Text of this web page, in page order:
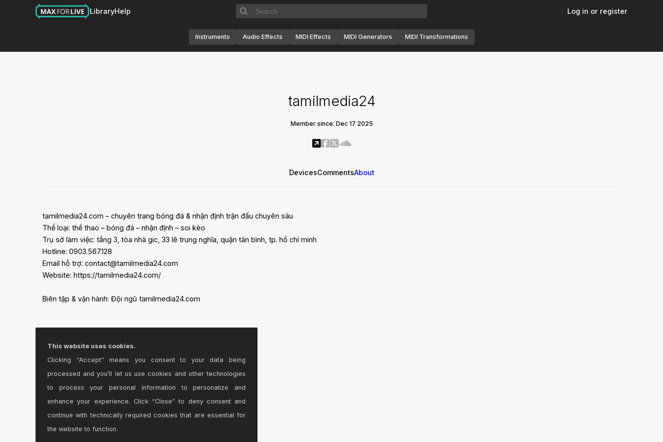
LibraryHelp Log in or register
Instruments Audio Effects MIDI Effects MIDI Generators MIDI Transformations
tamilmedia24
Member since: Dec 17 2025
DevicesCommentsAbout
tamilmedia24.com – chuyên trang bóng đá & nhận định trận đấu chuyên sâu
Thể loại: thể thao – bóng đá – nhận định – soi kèo
Trụ sở làm việc: tầng 3, tòa nhà gic, 33 lê trung nghĩa, quận tân bình, tp. hồ chí minh
Hotline: 0903.567.128
Email hỗ trợ:contact@tamilmedia24.com
Website: https://tamilmedia24.com/
Biên tập & vận hành: Đội ngũ tamilmedia24.com
This website uses cookies.
Clicking “Accept” means you consent to your data being
processed and you’ll let us use cookies and other technologies
to process your personal information to personalize and
enhance your experience. Click “Close” to deny consent and
continue with technically required cookies that are essential for
the website to function.